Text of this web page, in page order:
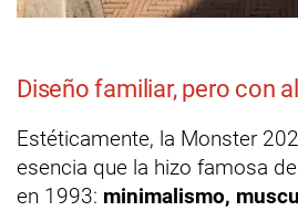
Diseño familiar, pero con
Estéticamente, la Monster
esencia que la hizo famosa
en 1993: minimalismo,